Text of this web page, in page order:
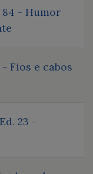
84 - Humor
Fios e cabos
23 -